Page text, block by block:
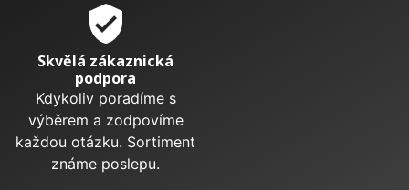
verified_user
Skvělá zákaznická
podpora
Kdykoliv poradíme s
výběrem a zodpovíme
každou otázku. Sortiment
známe poslepu.